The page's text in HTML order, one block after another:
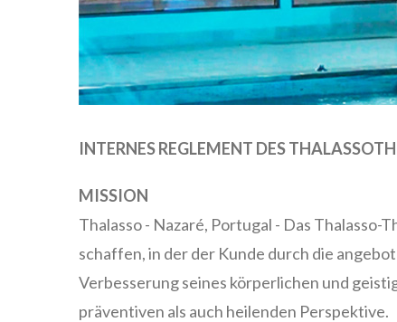
INTERNES REGLEMENT DES
MISSION
Thalasso - Nazaré, Portugal - Das
schaffen, in der der Kunde durch die
Verbesserung seines körperlichen und
präventiven als auch heilenden Perspektive.